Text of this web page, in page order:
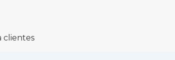
clientes